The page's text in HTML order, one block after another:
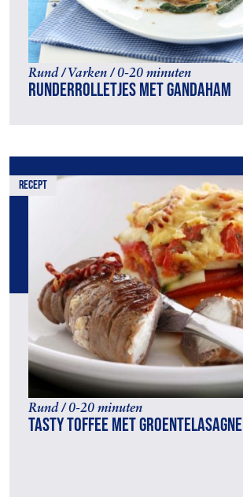
Rund / Varken / 0-20 minuten
Runderrolletjes met Gandaham
recept
Rund / 0-20 minuten
Tasty toffee met groentelasagne